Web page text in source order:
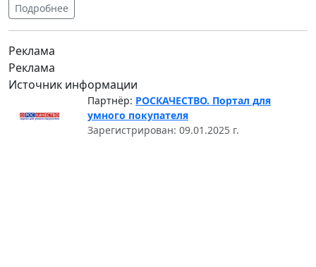
Подробнее
Реклама
Реклама
Источник информации
Партнёр: РОСКАЧЕСТВО. Портал для
умного покупателя
Зарегистрирован: 09.01.2025 г.